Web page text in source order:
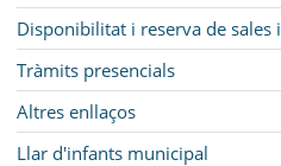
Disponibilitat i reserva de sales
Tràmits presencials
Altres enllaços
Llar d'infants municipal